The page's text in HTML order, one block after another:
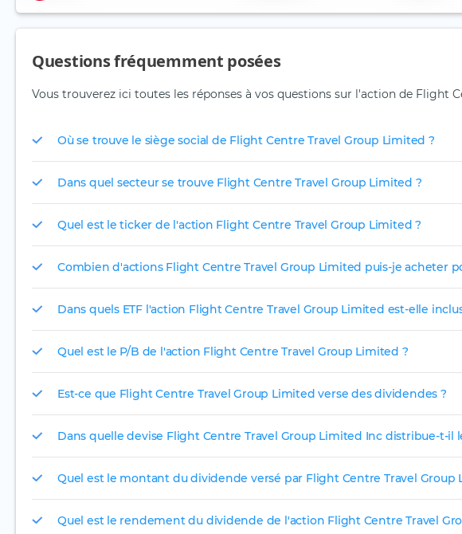
Questions fréquemment posées
Vous trouverez ici toutes les réponses à vos questions sur l'action de Flight
Où se trouve le siège social de Flight Centre Travel Group Limited ?
Dans quel secteur se trouve Flight Centre Travel Group Limited ?
Quel est le ticker de l'action Flight Centre Travel Group Limited ?
Combien d'actions Flight Centre Travel Group Limited puis-je acheter
Dans quels ETF l'action Flight Centre Travel Group Limited est-elle
Quel est le P/B de l'action Flight Centre Travel Group Limited ?
Est-ce que Flight Centre Travel Group Limited verse des dividendes ?
Dans quelle devise Flight Centre Travel Group Limited Inc distribue-t-il
Quel est le montant du dividende versé par Flight Centre Travel Group
Quel est le rendement du dividende de l'action Flight Centre Travel